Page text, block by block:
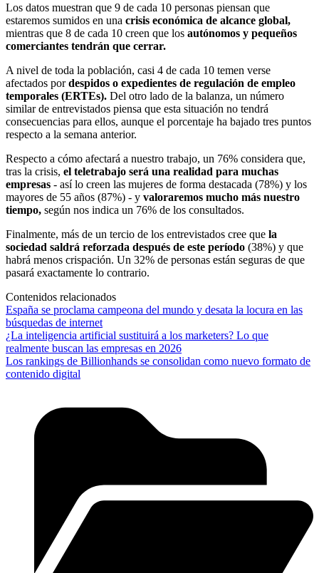
Los datos muestran que 9 de cada 10 personas piensan que
estaremos sumidos en una crisis económica de alcance global,
mientras que 8 de cada 10 creen que los autónomos y pequeños
comerciantes tendrán que cerrar.
A nivel de toda la población, casi 4 de cada 10 temen verse
afectados pordespidos o expedientes de regulación de empleo
temporales (ERTEs). Del otro lado de la balanza, un número
similar de entrevistados piensa que esta situación no tendrá
consecuencias para ellos, aunque el porcentaje ha bajado tres puntos
respecto a la semana anterior.
Respecto a cómo afectará a nuestro trabajo, un 76% considera que,
tras la crisis, el teletrabajo será una realidad para muchas
empresas - así lo creen las mujeres de forma destacada (78%) y los
mayores de 55 años (87%) - y valoraremos mucho más nuestro
tiempo, según nos indica un 76% de los consultados.
Finalmente, más de un tercio de los entrevistados cree que la
sociedad saldrá reforzada después de este período (38%) y que
habrá menos crispación. Un 32% de personas están seguras de que
pasará exactamente lo contrario.
Contenidos relacionados
España se proclama campeona del mundo y desata la locura en las
búsquedas de internet
¿La inteligencia artificial sustituirá a los marketers? Lo que
realmente buscan las empresas en 2026
Los rankings de Billionhands se consolidan como nuevo formato de
contenido digital